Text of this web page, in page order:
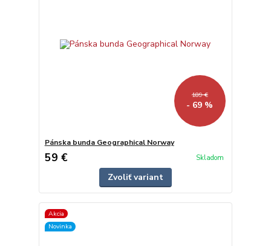
189 €
- 69 %
Pánska bunda Geographical Norway
59 € Skladom
Zvoliť variant
Akcia
Novinka